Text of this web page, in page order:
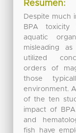
Resumen:
Despite much
BPA
aquatic
misleading
utilized
orders of
those
environment.
of the ten
impact of
and
fish have